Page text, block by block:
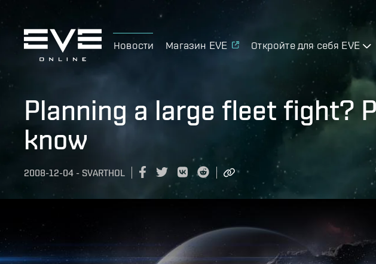
Новости Магазин EVE Откройте для себя EVE
Planning a large fleet fight?
know
2008-12-04 - SVARTHOL